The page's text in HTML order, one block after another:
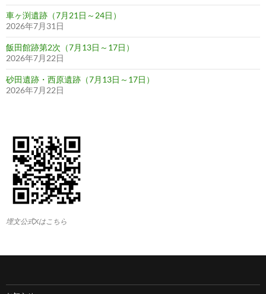
車ヶ渕遺跡（7月21日～24日）
2026年7月31日
飯田館跡第2次（7月13日～17日）
2026年7月22日
砂田遺跡・西原遺跡（7月13日～17日）
2026年7月22日
埋文公式Xはこちら